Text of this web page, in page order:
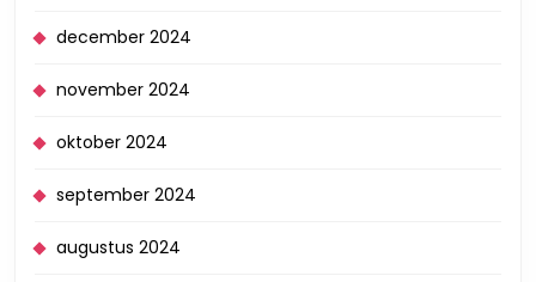
december 2024
november 2024
oktober 2024
september 2024
augustus 2024